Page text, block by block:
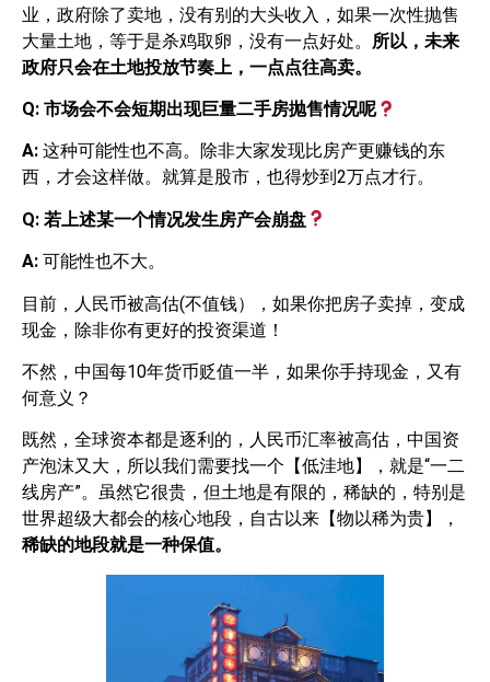
业，政府除了卖地，没有别的大头收入，如果一次性抛售
大量土地，等于是杀鸡取卵，没有一点好处。 所以，未来
政府只会在土地投放节奏上，一点点往高卖。
Q: 市场会不会短期出现巨量二手房抛售情况呢
A: 这种可能性也不高。除非大家发现比房产更赚钱的东
西，才会这样做。就算是股市，也得炒到2万点才行。
Q: 若上述某一个情况发生房产会崩盘
A: 可能性也不大。
目前，人民币被高估(不值钱），如果你把房子卖掉，变成
现金，除非你有更好的投资渠道！
不然，中国每10年货币贬值一半，如果你手持现金，又有
何意义？
既然，全球资本都是逐利的，人民币汇率被高估，中国资
产泡沫又大，所以我们需要找一个【低洼地】，就是“一二
线房产”。虽然它很贵，但土地是有限的，稀缺的，特别是
世界超级大都会的核心地段，自古以来【物以稀为贵】，
稀缺的地段就是一种保值。